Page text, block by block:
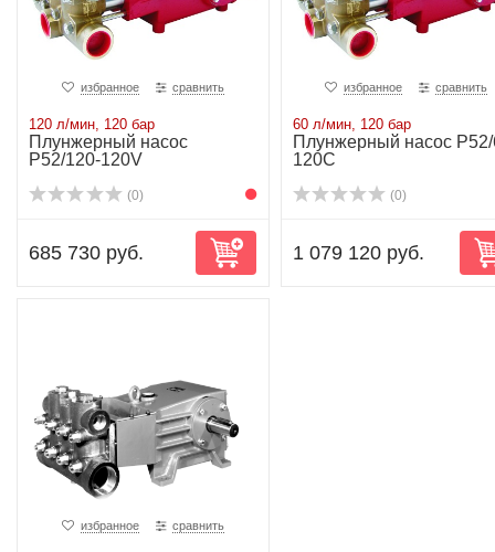
избранное сравнить
120 л/мин, 120 бар
Плунжерный насос
P52/120-120V
(0)
685 730 руб.
избранное сравнить
60 л/мин, 120 бар
Плунжерный насос
120C
(0)
1 079 120 руб.
избранное сравнить